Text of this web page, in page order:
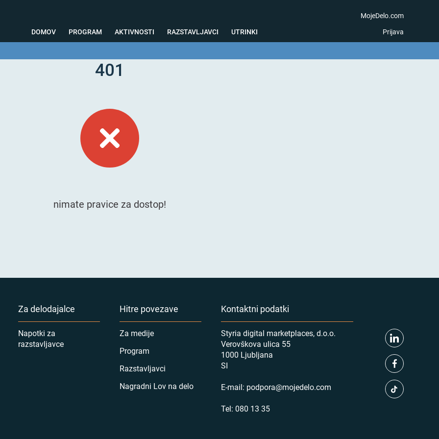
DOMOV PROGRAM AKTIVNOSTI
Testiranja
RAZSTAVLJAVCI UTRINKI
MojeDelo.com
Prijava
401
nimate pravice za dostop!
Za delodajalce
Napotki za
razstavljavce
Hitre povezave
Za medije
Program
Razstavljavci
Nagradni Lov na delo
Kontaktni podatki
Styria digital marketplaces, d.o.o.
Verovškova ulica 55
1000 Ljubljana
SI
E-mail: podpora@mojedelo.com
Tel: 080 13 35